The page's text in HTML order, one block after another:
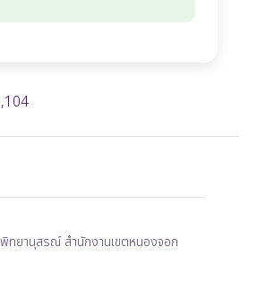
ทยานุสรณ์ สำนักงานเขตหนองจอก